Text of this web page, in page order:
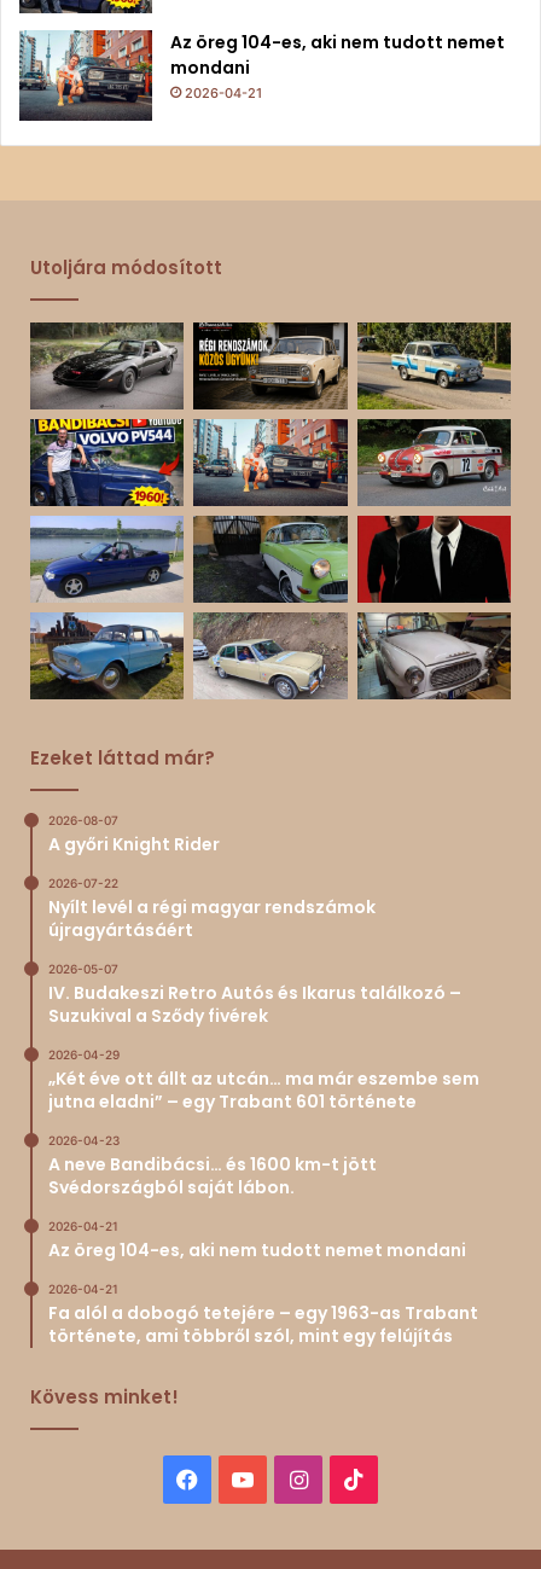
Az öreg 104-es, aki nem tudott nemet
mondani
2026-04-21
Utoljára módosított
Ezeket láttad már?
2026-08-07
A győri Knight Rider
2026-07-22
Nyílt levél a régi magyar rendszámok
újragyártásáért
2026-05-07
IV. Budakeszi Retro Autós és Ikarus találkozó –
Suzukival a Sződy fivérek
2026-04-29
„Két éve ott állt az utcán… ma már eszembe sem
jutna eladni” – egy Trabant 601 története
2026-04-23
A neve Bandibácsi… és 1600 km-t jött
Svédországból saját lábon.
2026-04-21
Az öreg 104-es, aki nem tudott nemet mondani
2026-04-21
Fa alól a dobogó tetejére – egy 1963-as Trabant
története, ami többről szól, mint egy felújítás
Kövess minket!
Facebook
YouTubeInstagram